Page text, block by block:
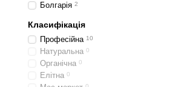
Болгарія 2
Класифікація
Професійна 10
Натуральна 0
Органічна 0
Елітна 0